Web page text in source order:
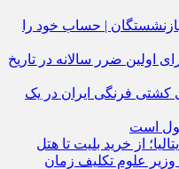
| حساب خود را
ضرر سالانه در تاریخ
کشتی فرنگی ایران در یک
است
از خرید بلیت تا هتل
وزیر علوم تکلیف زمان